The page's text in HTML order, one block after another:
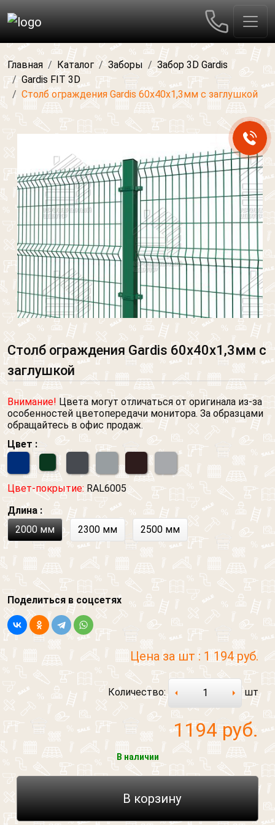
Главная Каталог Заборы
Забор 3D Gardis
Gardis FIT 3D
Столб ограждения Gardis 60х40х1,3мм с заглушкой
Столб ограждения Gardis 60х40х1,3мм с
заглушкой
Внимание! Цвета могут отличаться от оригинала из-за
особенностей цветопередачи монитора. За образцами
обращайтесь в офис продаж.
Цвет :
Цвет-покрытие: RAL6005
Длина :
2000 мм
2300 мм 2500 мм
Поделиться в соцсетях
Цена за шт : 1 194 руб.
Количество: шт
1194 руб.
В наличии
В корзину